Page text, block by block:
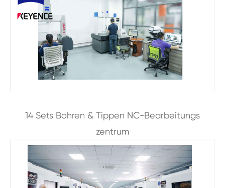
14 Sets Bohren & Tippen NC-Bearbeitungs
zentrum